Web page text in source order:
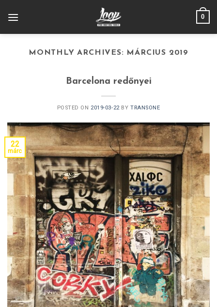
0
MONTHLY ARCHIVES: MÁRCIUS 2019
Barcelona redőnyei
POSTED ON 2019-03-22BY TRANSONE
22
márc